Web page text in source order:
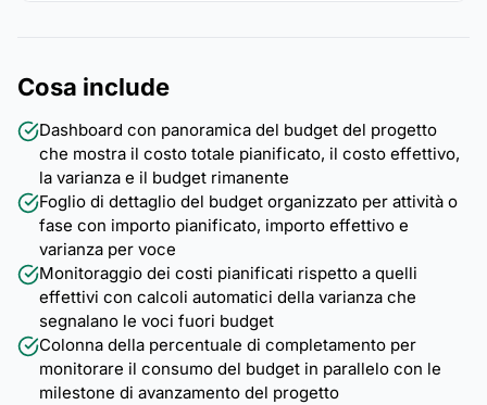
Cosa include
Dashboard con panoramica del budget del progetto
che mostra il costo totale pianificato, il costo effettivo,
la varianza e il budget rimanente
Foglio di dettaglio del budget organizzato per attività o
fase con importo pianificato, importo effettivo e
varianza per voce
Monitoraggio dei costi pianificati rispetto a quelli
effettivi con calcoli automatici della varianza che
segnalano le voci fuori budget
Colonna della percentuale di completamento per
monitorare il consumo del budget in parallelo con le
milestone di avanzamento del progetto